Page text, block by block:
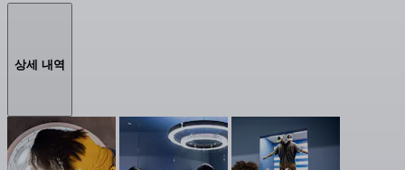
상세 내역